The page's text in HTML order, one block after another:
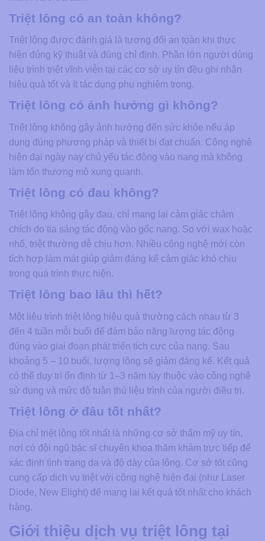
Triệt lông có an toàn không​?
Triệt lông được đánh giá là tương đối an toàn khi thực
hiện đúng kỹ thuật và đúng chỉ định. Phần lớn người dùng
liệu trình triệt vĩnh viễn tại các cơ sở uy tín đều ghi nhận
hiệu quả tốt và ít tác dụng phụ nghiêm trọng.
Triệt lông có ảnh hưởng gì không​?
Triệt lông không gây ảnh hưởng đến sức khỏe nếu áp
dụng đúng phương pháp và thiết bị đạt chuẩn. Công nghệ
hiện đại ngày nay chủ yếu tác động vào nang mà không
làm tổn thương mô xung quanh.
Triệt lông có đau không​?
Triệt lông không gây đau, chỉ mang lại cảm giác châm
chích do tia sáng tác động vào gốc nang. So với wax hoặc
nhổ, triệt thường dễ chịu hơn. Nhiều công nghệ mới còn
tích hợp làm mát giúp giảm đáng kể cảm giác khó chịu
trong quá trình thực hiện.
Triệt lông bao lâu thì hết​?
Một liệu trình triệt lông hiệu quả thường cách nhau từ 3
đến 4 tuần mỗi buổi để đảm bảo năng lượng tác động
đúng vào giai đoạn phát triển tích cực của nang. Sau
khoảng 5 – 10 buổi, lượng lông sẽ giảm đáng kể. Kết quả
có thể duy trì ổn định từ 1–3 năm tùy thuộc vào công nghệ
sử dụng và mức độ tuân thủ liệu trình của người điều trị.
Triệt lông ở đâu tốt nhất?
Địa chỉ triệt lông tốt nhất là những cơ sở thẩm mỹ uy tín,
nơi có đội ngũ bác sĩ chuyên khoa thăm khám trực tiếp để
xác định tình trạng da và độ dày của lông. Cơ sở tốt cũng
cung cấp dịch vụ triệt với công nghệ hiện đại (như Laser
Diode, New Elight) để mang lại kết quả tốt nhất cho khách
hàng.
Giới thiệu dịch vụ triệt lông tại